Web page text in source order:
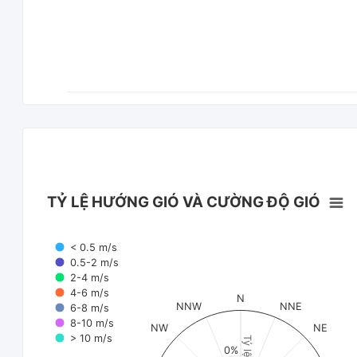
TỶ LỆ HƯỚNG GIÓ VÀ CƯỜNG ĐỘ GIÓ
< 0.5 m/s
0.5-2 m/s
2-4 m/s
4-6 m/s
6-8 m/s
8-10 m/s
> 10 m/s
N
NNE
NE
NW
NNW
0%